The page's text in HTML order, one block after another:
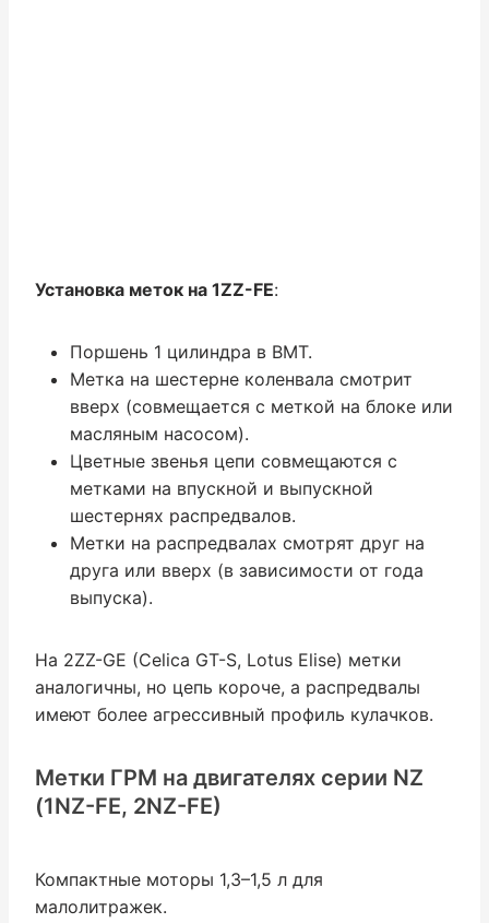
Установка меток на 1ZZ-FE:
Поршень 1 цилиндра в ВМТ.
Метка на шестерне коленвала смотрит
вверх (совмещается с меткой на блоке или
масляным насосом).
Цветные звенья цепи совмещаются с
метками на впускной и выпускной
шестернях распредвалов.
Метки на распредвалах смотрят друг на
друга или вверх (в зависимости от года
выпуска).
На 2ZZ-GE (Celica GT-S, Lotus Elise) метки
аналогичны, но цепь короче, а распредвалы
имеют более агрессивный профиль кулачков.
Метки ГРМ на двигателях серии NZ
(1NZ-FE, 2NZ-FE)
Компактные моторы 1,3–1,5 л для
малолитражек.